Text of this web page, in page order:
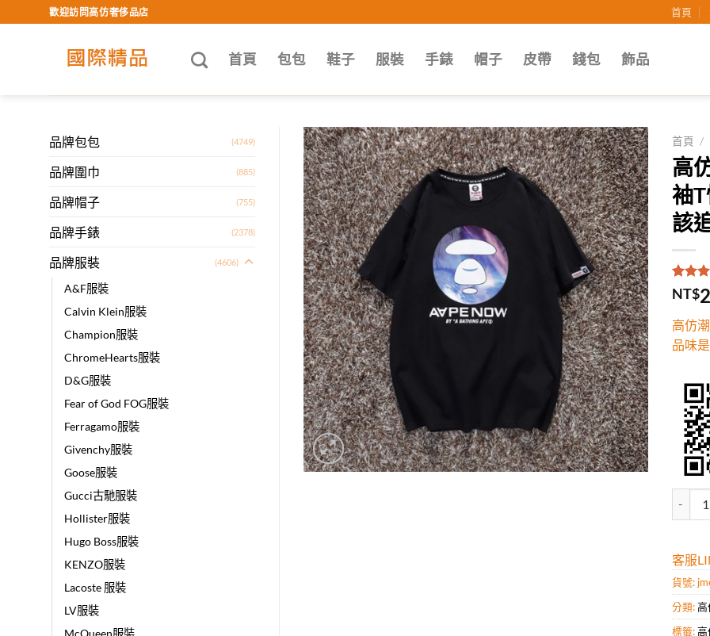
to
歡迎訪問高仿奢侈品店 首頁
首頁 包包 鞋子 服裝 手錶 帽子 皮帶 錢包 飾品
品牌包包 (4749)
品牌圍巾 (885)
品牌帽子 (755)
品牌手錶 (2378)
品牌服裝 (4606)
A&F服裝
Calvin Klein服裝
Champion服裝
ChromeHearts服裝
D&G服裝
Fear of God FOG服裝
Ferragamo服裝
Givenchy服裝
Goose服裝
Gucci古馳服裝
Hollister服裝
Hugo Boss服裝
KENZO服裝
Lacoste 服裝
LV服裝
McQueen服裝
Add to
wishlist
首頁 /
高
袖
該
評分
5，
1
分
NT$
高仿
品味
客服
貨號:
分類:高
標籤:高